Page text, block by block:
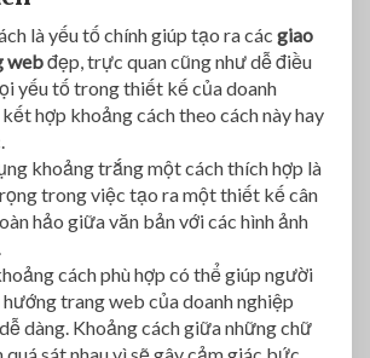
là yếu tố chính giúp tạo ra các giao
webđẹp, trực quan cũng như dễ điều
yếu tố trong thiết kế của doanh
hợp khoảng cách theo cách này hay
khoảng trắng một cách thích hợp là
trong việc tạo ra một thiết kế cân
hảo giữa văn bản với các hình ảnh
cách phù hợp có thể giúp người
trang web của doanh nghiệp
dàng. Khoảng cách giữa những chữ